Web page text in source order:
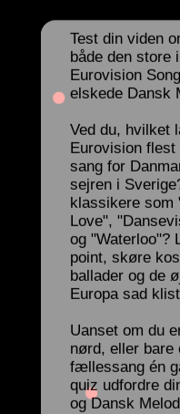
Test din viden
både den store
Eurovision
elskede Dansk
Ved du, hvilket
Eurovision
sang for
sejren i
klassikere som
Love",
og "Waterloo"?
point, skøre
ballader og de
Europa sad
Uanset om du
nørd, eller bare
fællessang én
quiz udfordre
og Dansk